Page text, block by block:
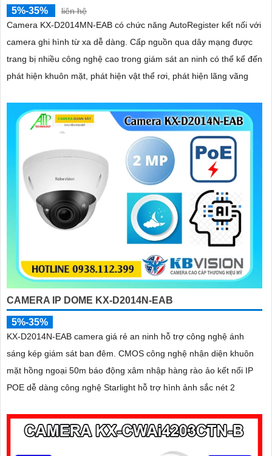
5%-35%
liên hệ
Camera KX-D2014MN-EAB có chức năng AutoRegister kết nối với
camera ghi hình từ xa dễ dàng. Cấp nguồn qua dây mạng được
trang bị nhiều công nghệ cao trong giám sát an ninh có thể kể đến
phát hiện khuôn mặt, phát hiện vật thể rơi, phát hiện lãng vãng
CAMERA IP DOME KX-D2014N-EAB
5%-35%
KX-D2014N-EAB camera giá rẻ an ninh hỗ trợ công nghệ ánh
sáng kép giám sát ban đêm. CMOS công nghệ nhận diện khuôn
mặt hồng ngoại 50m báo động xâm nhập hàng rào ảo kết nối IP
POE dễ dàng công nghệ Starlight hỗ trợ hình ảnh sắc nét 2